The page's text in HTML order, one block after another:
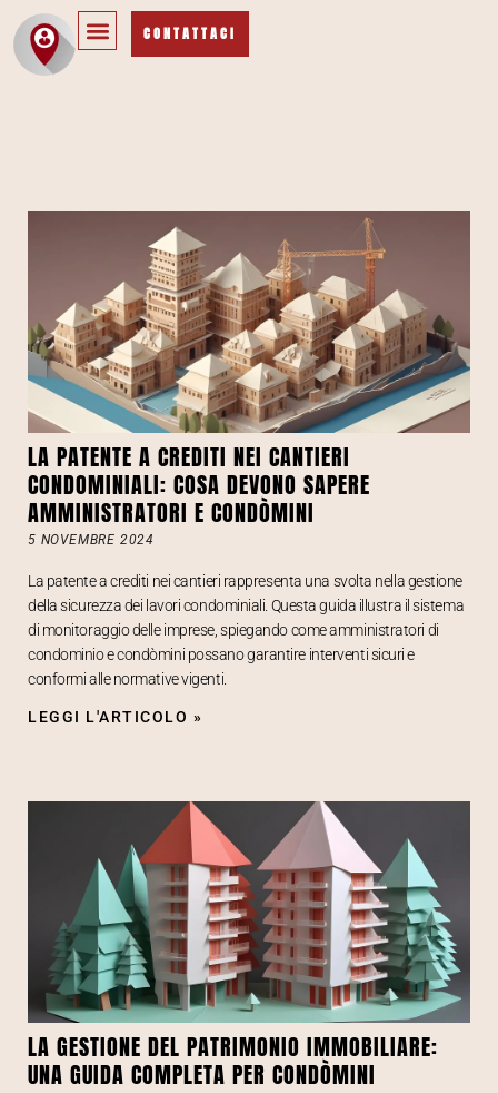
CONTATTACI
LA PATENTE A CREDITI NEI CANTIERI
CONDOMINIALI: COSA DEVONO SAPERE
AMMINISTRATORI E CONDÒMINI
5 NOVEMBRE 2024
La patente a crediti nei cantieri rappresenta una svolta nella gestione
della sicurezza dei lavori condominiali. Questa guida illustra il sistema
di monitoraggio delle imprese, spiegando come amministratori di
condominio e condòmini possano garantire interventi sicuri e
conformi alle normative vigenti.
LEGGI L'ARTICOLO »
LA GESTIONE DEL PATRIMONIO IMMOBILIARE:
UNA GUIDA COMPLETA PER CONDÒMINI